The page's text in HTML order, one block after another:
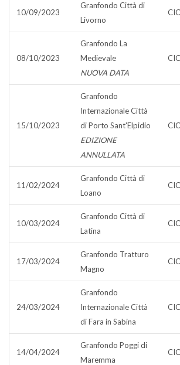
10/09/2023
Granfondo Città di
Livorno
CIC
08/10/2023
Granfondo La
Medievale
NUOVA DATA
CIC
15/10/2023
Granfondo
Internazionale Città
di Porto Sant'Elpidio
EDIZIONE
ANNULLATA
CIC
11/02/2024
Granfondo Città di
Loano
CIC
10/03/2024
Granfondo Città di
Latina
CIC
17/03/2024
Granfondo Tratturo
Magno
CIC
24/03/2024
Granfondo
Internazionale Città
di Fara in Sabina
CIC
14/04/2024
Granfondo Poggi di
Maremma
CIC